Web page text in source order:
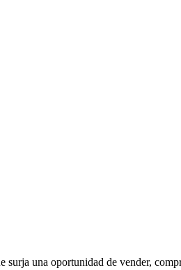
una oportunidad de vender,